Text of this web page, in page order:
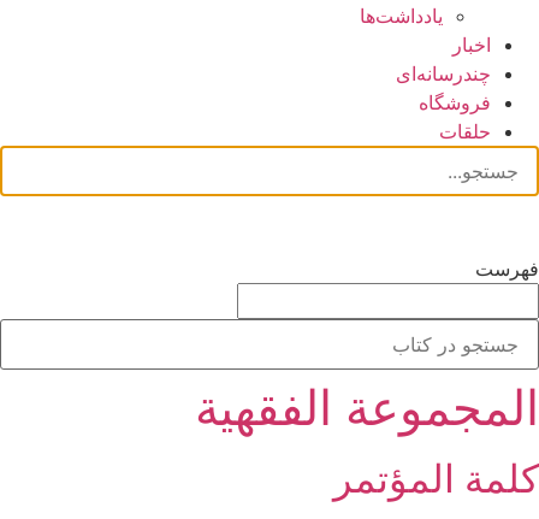
یادداشت‌ها
اخبار
چندرسانه‌ای
فروشگاه
حلقات
فهرست
المجموعة الفقهیة
كلمة المؤتمر